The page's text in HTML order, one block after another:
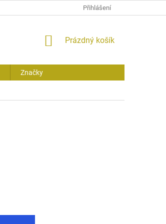
Přihlášení
NÁKUPNÍ
Prázdný košík
Značky